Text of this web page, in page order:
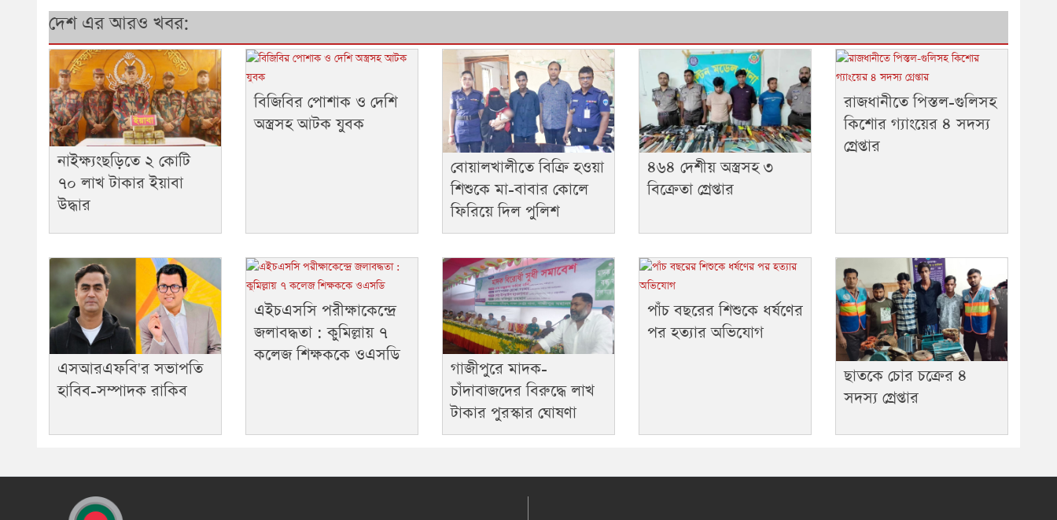
দেশ এর আরও খবর:
নাইক্ষ্যংছড়িতে ২ কোটি
৭০ লাখ টাকার ইয়াবা
উদ্ধার
বিজিবির পোশাক ও দেশি
অস্ত্রসহ আটক যুবক
বোয়ালখালীতে বিক্রি হওয়া
শিশুকে মা-বাবার কোলে
ফিরিয়ে দিল পুলিশ
৪৬৪ দেশীয় অস্ত্রসহ ৩
বিক্রেতা গ্রেপ্তার
রাজধানীতে পিস্তল-গুলিসহ
কিশোর গ্যাংয়ের ৪ সদস্য
গ্রেপ্তার
এসআরএফবি'র সভাপতি
হাবিব-সম্পাদক রাকিব
এইচএসসি পরীক্ষাকেন্দ্রে
জলাবদ্ধতা : কুমিল্লায় ৭
কলেজ শিক্ষককে ওএসডি
গাজীপুরে মাদক-
চাঁদাবাজদের বিরুদ্ধে লাখ
টাকার পুরস্কার ঘোষণা
পাঁচ বছরের শিশুকে ধর্ষণের
পর হত্যার অভিযোগ
ছাতকে চোর চক্রের ৪
সদস্য গ্রেপ্তার